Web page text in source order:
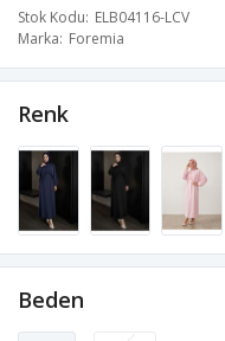
Stok Kodu ELB04116-LCV
Marka Foremia
Renk
Beden